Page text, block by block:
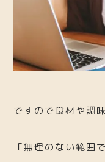
ですので食材や調
「無理のない範囲